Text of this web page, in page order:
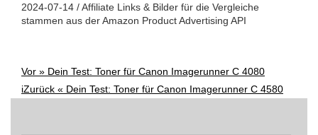
2024-07-14 / Affiliate Links & Bilder für die Vergleiche
stammen aus der Amazon Product Advertising API
Post
Vor » Dein Test: Toner für Canon Imagerunner C 4080
iZurück « Dein Test: Toner für Canon Imagerunner C 4580